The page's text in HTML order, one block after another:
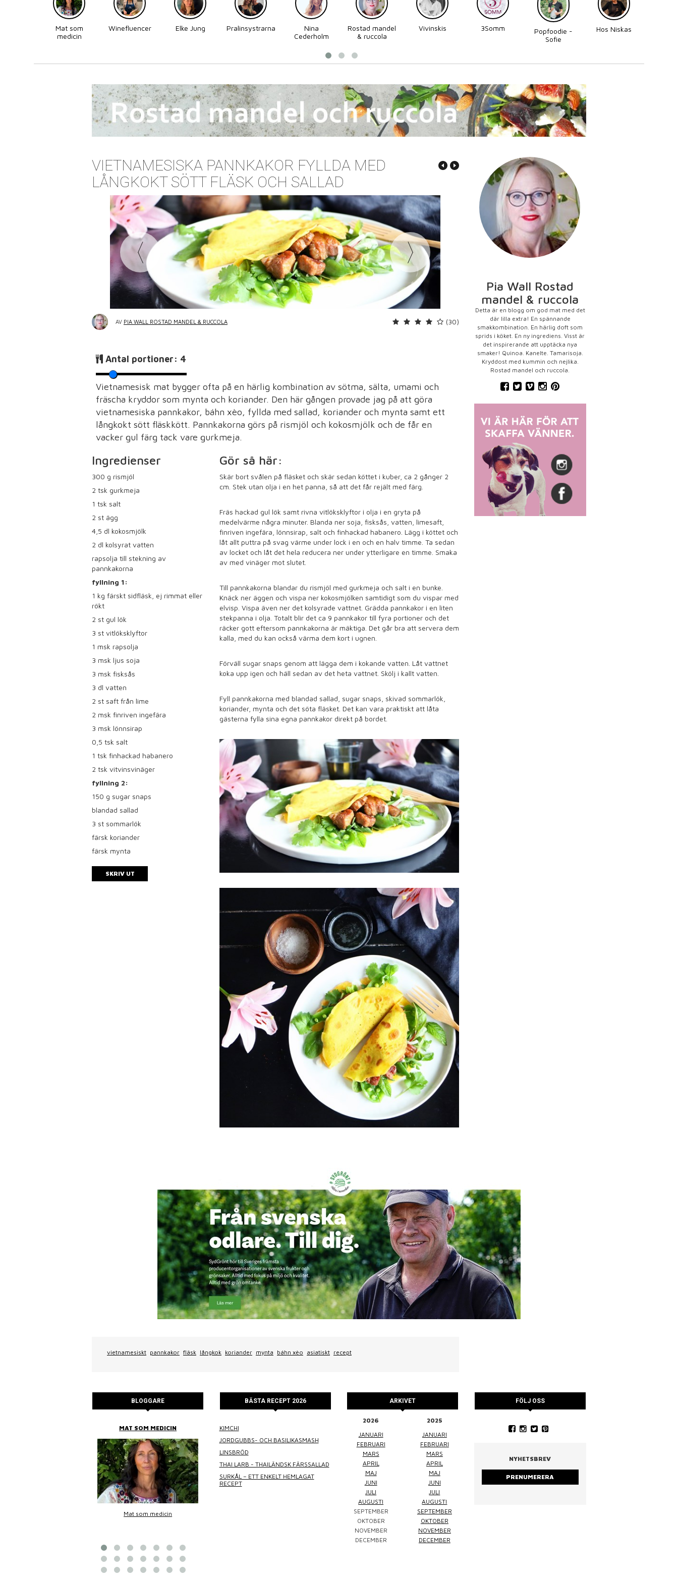
Mat som
medicin
Winefluencer Elke Jung Pralinsystrarna
Nina
Cederholm
Rostad mandel
& ruccola
Vivinskis 3Somm
Popfoodie -
Sofie
Hos Niskas
VIETNAMESISKA PANNKAKOR FYLLDA MED
LÅNGKOKT SÖTT FLÄSK OCH SALLAD
AV PIA WALL ROSTAD MANDEL & RUCCOLA (30)
Antal portioner: 4
Vietnamesisk mat bygger ofta på en härlig kombination av sötma, sälta, umami och
fräscha kryddor som mynta och koriander. Den här gången provade jag på att göra
vietnamesiska pannkakor, báhn xèo, fyllda med sallad, koriander och mynta samt ett
långkokt sött fläskkött. Pannkakorna görs på rismjöl och kokosmjölk och de får en
vacker gul färg tack vare gurkmeja.
Ingredienser
300 g rismjöl
2 tsk gurkmeja
1 tsk salt
2 st ägg
4,5 dl kokosmjölk
2 dl kolsyrat vatten
rapsolja till stekning av
pannkakorna
fyllning 1:
1 kg färskt sidfläsk, ej rimmat eller
rökt
2 st gul lök
3 st vitlöksklyftor
1 msk rapsolja
3 msk ljus soja
3 msk fisksås
3 dl vatten
2 st saft från lime
2 msk finriven ingefära
3 msk lönnsirap
0,5 tsk salt
1 tsk finhackad habanero
2 tsk vitvinsvinäger
fyllning 2:
150 g sugar snaps
blandad sallad
3 st sommarlök
färsk koriander
färsk mynta
SKRIV UT
Gör så här:
Skär bort svålen på fläsket och skär sedan köttet i kuber, ca 2 gånger 2
cm. Stek utan olja i en het panna, så att det får rejält med färg.
Fräs hackad gul lök samt rivna vitlöksklyftor i olja i en gryta på
medelvärme några minuter. Blanda ner soja, fisksås, vatten, limesaft,
finriven ingefära, lönnsirap, salt och finhackad habanero. Lägg i köttet och
låt allt puttra på svag värme under lock i en och en halv timme. Ta sedan
av locket och låt det hela reducera ner under ytterligare en timme. Smaka
av med vinäger mot slutet.
Till pannkakorna blandar du rismjöl med gurkmeja och salt i en bunke.
Knäck ner äggen och vispa ner kokosmjölken samtidigt som du vispar med
elvisp. Vispa även ner det kolsyrade vattnet. Grädda pannkakor i en liten
stekpanna i olja. Totalt blir det ca 9 pannkakor till fyra portioner och det
räcker gott eftersom pannkakorna är mäktiga. Det går bra att servera dem
kalla, med du kan också värma dem kort i ugnen.
Förväll sugar snaps genom att lägga dem i kokande vatten. Låt vattnet
koka upp igen och häll sedan av det heta vattnet. Skölj i kallt vatten.
Fyll pannkakorna med blandad sallad, sugar snaps, skivad sommarlök,
koriander, mynta och det söta fläsket. Det kan vara praktiskt att låta
gästerna fylla sina egna pannkakor direkt på bordet.
vietnamesiskt pannkakor fläsk långkok koriander mynta báhn xèo asiatiskt recept
Pia Wall Rostad
mandel & ruccola
Detta är en blogg om god mat med det
där lilla extra! En spännande
smakkombination. En härlig doft som
sprids i köket. En ny ingrediens. Visst är
det inspirerande att upptäcka nya
smaker! Quinoa. Kanelte. Tamarisoja.
Kryddost med kummin och nejlika.
Rostad mandel och ruccola.
BLOGGARE
MAT SOM MEDICIN
Mat som medicin
WINEFLUENCER
Elke Jung Pralinsystrarna
NINA CEDERHOLM
BÄSTA RECEPT 2026
KIMCHI
JORDGUBBS- OCH BASILIKASMASH
LINSBRÖD
THAI LARB - THAILÄNDSK FÄRSSALLAD
SURKÅL – ETT ENKELT HEMLAGAT
RECEPT
ARKIVET
2026
JANUARI
FEBRUARI
MARS
APRIL
MAJ
JUNI
JULI
AUGUSTI
SEPTEMBER
OKTOBER
NOVEMBER
DECEMBER
2025
JANUARI
FEBRUARI
MARS
APRIL
MAJ
JUNI
JULI
AUGUSTI
SEPTEMBER
OKTOBER
NOVEMBER
DECEMBER
FÖLJ OSS
NYHETSBREV
PRENUMERERA